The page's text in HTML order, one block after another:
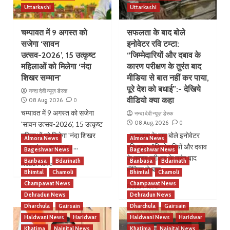
Uttarkashi
चम्पावत में 9 अगस्त को
सजेगा ‘सावन
उत्सव-2026’, 15 उत्कृष्ट
महिलाओं को मिलेगा ‘नंदा
शिखर सम्मान’
नन्दा देवी न्यूज़ डेस्क
08 Aug, 2026
0
चम्पावत में 9 अगस्त को सजेगा
'सावन उत्सव-2026', 15 उत्कृष्ट
महिलाओं को मिलेगा 'नंदा शिखर
सम्मान' चम्पावत।...
Read More
Uttarkashi
सफलता के बाद बोले
इनोवेटर रवि टम्टा:
“जिम्मेदारियों और दबाव के
कारण परीक्षण के तुरंत बाद
मीडिया से बात नहीं कर पाया,
पूरे देश को बधाई”:- देखिये
वीडियो क्या कहा
नन्दा देवी न्यूज़ डेस्क
08 Aug, 2026
0
सफलता के बाद बोले इनोवेटर
रवि टम्टा: "जिम्मेदारियों और दबाव
के कारण परीक्षण के तुरंत बाद
मीडिया से बात...
Read More
Almora News
Bageshwar News
Banbasa
Bdarinath
Bhimtal
Chamoli
Champawat News
Dehradun News
Dharchula
Gairsain
Haldwani News
Haridwar
Khatima
Nainital News
Almora News
Bageshwar News
Banbasa
Bdarinath
Bhimtal
Chamoli
Champawat News
Dehradun News
Dharchula
Gairsain
Haldwani News
Haridwar
Khatima
Nainital News